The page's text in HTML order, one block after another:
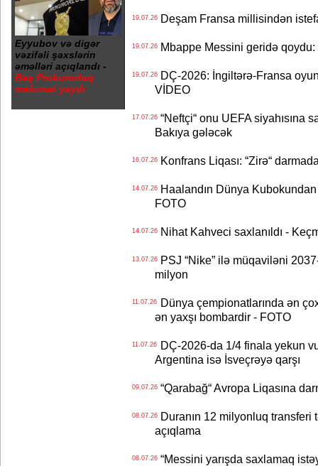
Eyyubov və digər
vəzifəli şəxslərin
əməlləri açıqlandı -
Baş Prokurorluq
məlumat yaydı
19.07.26Deşam Fransa millisindən
19.07.26Mbappe Messini geridə qoydu:
19.07.26DÇ-2026: İngiltərə-Fransa
VİDEO
17.07.26“Neftçi“ onu UEFA siyahısına
Bakıya gələcək
16.07.26Konfrans Liqası: “Zirə“
14.07.26Haalandın Dünya Kubokundan
FOTO
14.07.26Nihat Kahveci saxlanıldı -
13.07.26PSJ “Nike” ilə müqaviləni
milyon
11.07.26Dünya çempionatlarında ən
ən yaxşı bombardir - FOTO
11.07.26DÇ-2026-da 1/4 finala yekun
Argentina isə İsveçrəyə qarşı
09.07.26“Qarabağ“ Avropa Liqasına
08.07.26Duranın 12 milyonluq transferi
açıqlama
08.07.26“Messini yarışda saxlamaq